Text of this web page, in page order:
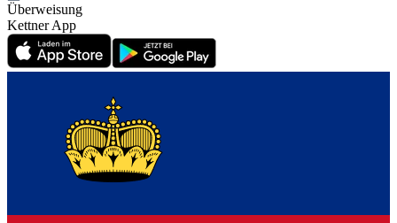
Überweisung
Kettner App